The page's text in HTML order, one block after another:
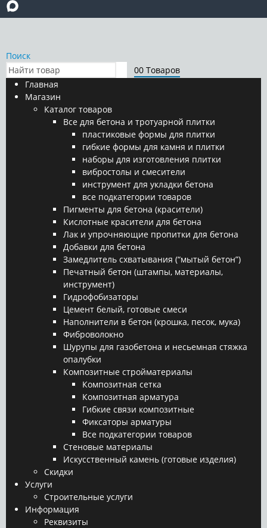
Поиск
00 Товаров
Главная
Магазин
Каталог товаров
Все для бетона и тротуарной плитки
пластиковые формы для плитки
гибкие формы для камня и плитки
наборы для изготовления плитки
вибростолы и смесители
инструмент для укладки бетона
все подкатегории товаров
Пигменты для бетона (красители)
Кислотные красители для бетона
Лак и упрочняющие пропитки для бетона
Добавки для бетона
Замедлитель схватывания (“мытый бетон”)
Печатный бетон (штампы, материалы,
инструмент)
Гидрофобизаторы
Цемент белый, готовые смеси
Наполнители в бетон (крошка, песок, мука)
Фиброволокно
Шурупы для газобетона и несьемная стяжка
опалубки
Композитные стройматериалы
Композитная сетка
Композитная арматура
Гибкие связи композитные
Фиксаторы арматуры
Все подкатегории товаров
Стеновые материалы
Искусственный камень (готовые изделия)
Скидки
Услуги
Строительные услуги
Информация
Реквизиты